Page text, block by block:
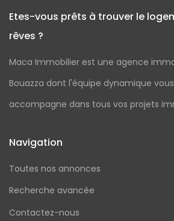
Etes-vous prêts à trouver le
rêves ?
Maca Immobilier est une agence
Bouazza dont l'équipe dynamique
accompagne dans tous vos projets
Navigation
Toutes nos annonces
Recherche avancée
Contactez-nous